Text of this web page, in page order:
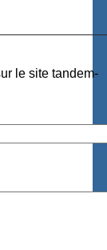
le site tandem-